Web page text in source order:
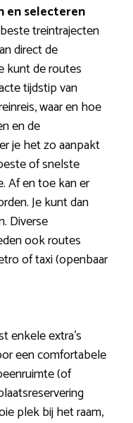
en selecteren
treintrajecten
direct de
kunt de routes
tijdstip van
waar en hoe
en de
je het zo aanpakt
of snelste
Af en toe kan er
Je kunt dan
Diverse
ook routes
of taxi (openbaar
enkele extra’s
een comfortabele
(of
plek bij het raam,